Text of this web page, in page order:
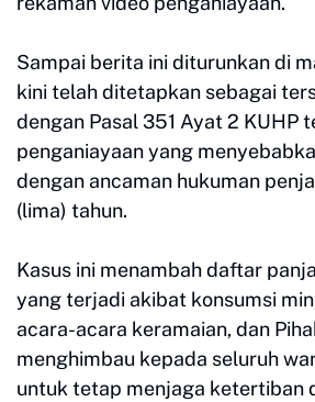
Sampai berita ini diturunkan di
kini telah ditetapkan sebagai
dengan Pasal 351 Ayat 2 KUHP
penganiayaan yang
dengan ancaman hukuman
(lima) tahun.
Kasus ini menambah daftar
yang terjadi akibat konsumsi
acara-acara keramaian, dan
menghimbau kepada seluruh
untuk tetap menjaga ketertiban